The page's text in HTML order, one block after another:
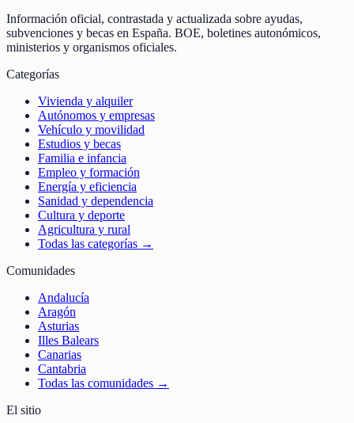
Información oficial, contrastada y actualizada sobre ayudas,
subvenciones y becas en España. BOE, boletines autonómicos,
ministerios y organismos oficiales.
Categorías
Vivienda y alquiler
Autónomos y empresas
Vehículo y movilidad
Estudios y becas
Familia e infancia
Empleo y formación
Energía y eficiencia
Sanidad y dependencia
Cultura y deporte
Agricultura y rural
Todas las categorías →
Comunidades
Andalucía
Aragón
Asturias
Illes Balears
Canarias
Cantabria
Todas las comunidades →
El sitio